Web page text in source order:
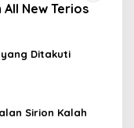
New Terios
yang Ditakuti
Sirion Kalah